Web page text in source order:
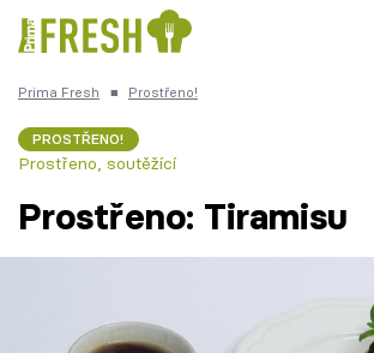
Česká kuchyně
Témata
Prima Fresh ■ Prostřeno!
PROSTŘENO!
Prostřeno, soutěžící
Prostřeno: Tiramisu